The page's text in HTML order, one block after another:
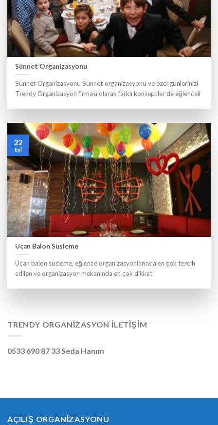
Sünnet Organizasyonu
Sünnet Organizasyonu Sünnet organizasyonu ve özel günlerinizi
Trendy Organizasyon firması olarak farklı konseptler de eğlenceli
Uçan Balon Süsleme
Uçan balon süsleme, eğlence organizasyonlarında en çok tercih
edilen ve organizasyon mekanında en çok dikkat
22
Eyl
TRENDY ORGANIZASYON İLETIŞIM
0533 690 87 33 Seda Hanım
AÇILIŞ ORGANIZASYONU